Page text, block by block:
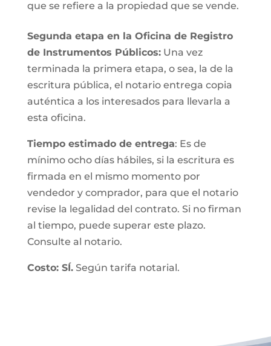
que se refiere a la propiedad que se vende.
Segunda etapa en la Oficina de Registro
de Instrumentos Públicos:Una vez
terminada la primera etapa, o sea, la de la
escritura pública, el notario entrega copia
auténtica a los interesados para llevarla a
esta oficina.
Tiempo estimado de entrega: Es de
mínimo ocho días hábiles, si la escritura es
firmada en el mismo momento por
vendedor y comprador, para que el notario
revise la legalidad del contrato. Si no firman
al tiempo, puede superar este plazo.
Consulte al notario.
Costo: SÍ.Según tarifa notarial.